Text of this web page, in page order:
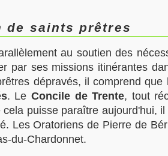
de saints prêtres
au soutien des
par ses missions itinérantes
dépravés, il comprend que
. Le Concile de Trente, tout
cela puisse paraître aujourd'hui,
Les Oratoriens de Pierre de
du-Chardonnet.